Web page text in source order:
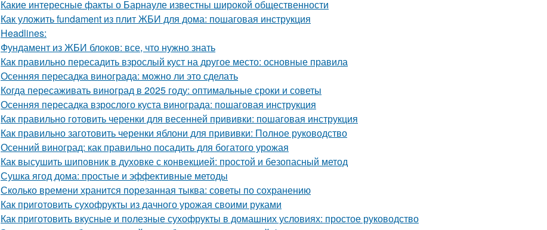
Какие интересные факты о Барнауле известны широкой общественности
Как уложить fundament из плит ЖБИ для дома: пошаговая инструкция
Headlines:
Фундамент из ЖБИ блоков: все, что нужно знать
Как правильно пересадить взрослый куст на другое место: основные правила
Осенняя пересадка винограда: можно ли это сделать
Когда пересаживать виноград в 2025 году: оптимальные сроки и советы
Осенняя пересадка взрослого куста винограда: пошаговая инструкция
Как правильно готовить черенки для весенней прививки: пошаговая инструкция
Как правильно заготовить черенки яблони для прививки: Полное руководство
Осенний виноград: как правильно посадить для богатого урожая
Как высушить шиповник в духовке с конвекцией: простой и безопасный метод
Сушка ягод дома: простые и эффективные методы
Сколько времени хранится порезанная тыква: советы по сохранению
Как приготовить сухофрукты из дачного урожая своими руками
Как приготовить вкусные и полезные сухофрукты в домашних условиях: простое руководство